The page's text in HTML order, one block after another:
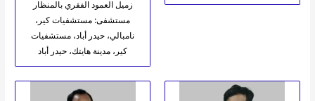
زميل العمود الفقري بالمنظار
مستشفى: مستشفيات كير،
نامبالي، حيدر أباد، مستشفيات
كير، مدينة هايتك، حيدر أباد